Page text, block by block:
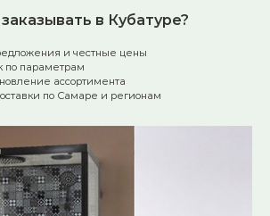
в Кубатуре?
и честные цены
по параметрам
ассортимента
по Самаре и регионам